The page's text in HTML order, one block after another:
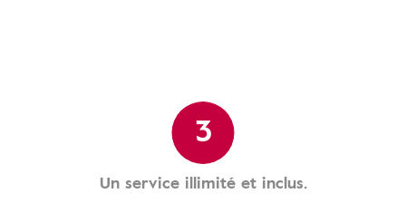
3
Un service illimité et inclus.